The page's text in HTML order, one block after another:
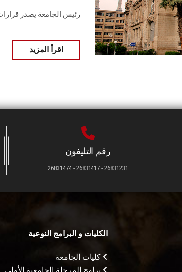
رئيس الجامعة يصدر
اقرأ المزيد
رقم التليفون
26831231 - 26831417 - 26831474
الكليات و البرامج النوعية
كليات الجامعة
برامج المرحلة الجامعية الأولى